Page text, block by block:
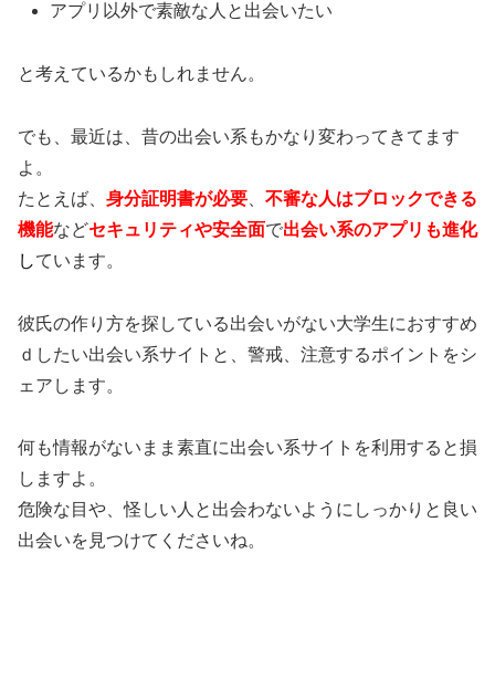
アプリ以外で素敵な人と出会いたい
と考えているかもしれません。
でも、最近は、昔の出会い系もかなり変わってきてます
よ。
たとえば、 身分証明書が必要
不審な人はブロックできる
機能などセキュリティや安全面で出会い系のアプリも進化
しています。
彼氏の作り方を探している出会いがない大学生におすすめ
ｄしたい出会い系サイトと、警戒、注意するポイントをシ
ェアします。
何も情報がないまま素直に出会い系サイトを利用すると損
しますよ。
危険な目や、怪しい人と出会わないようにしっかりと良い
出会いを見つけてくださいね。